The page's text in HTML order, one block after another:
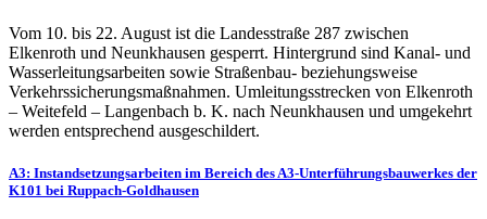
Vom 10. bis 22. August ist die Landesstraße 287 zwischen
Elkenroth und Neunkhausen gesperrt. Hintergrund sind Kanal- und
Wasserleitungsarbeiten sowie Straßenbau- beziehungsweise
Verkehrssicherungsmaßnahmen. Umleitungsstrecken von Elkenroth
– Weitefeld – Langenbach b. K. nach Neunkhausen und umgekehrt
werden entsprechend ausgeschildert.
A3: Instandsetzungsarbeiten im Bereich des A3-Unterführungsbauwerkes der
K101 bei Ruppach-Goldhausen